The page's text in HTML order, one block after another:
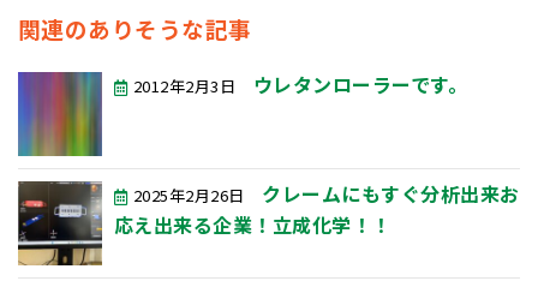
関連のありそうな記事
2012年2月3日 ウレタンローラーです。
2025年2月26日
クレームにもすぐ分析出来お
応え出来る企業！立成化学！！